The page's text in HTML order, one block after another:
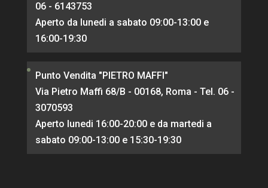
06 - 6143753
Aperto da lunedi a sabato 09:00-13:00 e
16:00-19:30
Punto Vendita "PIETRO MAFFI"
Via Pietro Maffi 68/B - 00168, Roma - Tel. 06 -
3070593
Aperto lunedi 16:00-20:00 e da martedi a
sabato 09:00-13:00 e 15:30-19:30